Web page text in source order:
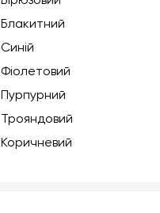
Блакитний
Синій
Фіолетовий
Пурпурний
Трояндовий
Коричневий